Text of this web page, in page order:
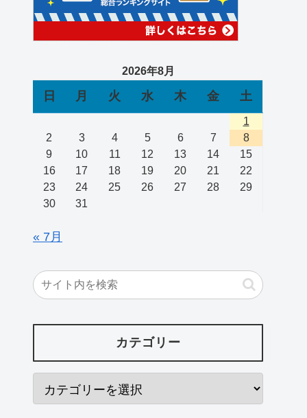
2026年8月
日 月 火 水 木 金 土
1
2
3 4 5 6 7
8
9
10 11 12 13 14
15
16
17 18 19 20 21
22
23
24 25 26 27 28
29
30
31
« 7月
カテゴリー